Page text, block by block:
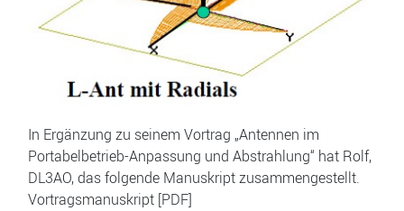
In Ergänzung zu seinem Vortrag „Antennen im
Portabelbetrieb-Anpassung und Abstrahlung“ hat Rolf,
DL3AO, das folgende Manuskript zusammengestellt.
Vortragsmanuskript [PDF]